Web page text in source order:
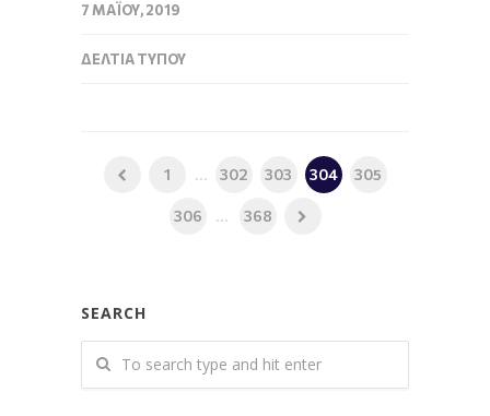
7 ΜΑΪ́ΟΥ, 2019
ΔΕΛΤΊΑ ΤΎΠΟΥ
1 ... 302 303 304 305
306 ... 368
SEARCH